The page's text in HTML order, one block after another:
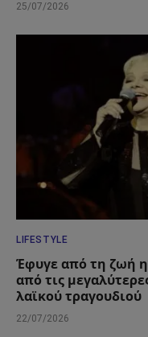
25/07/2026
LIFESTYLE
Έφυγε από τη ζωή η
από τις
λαϊκού τραγουδιού
22/07/2026